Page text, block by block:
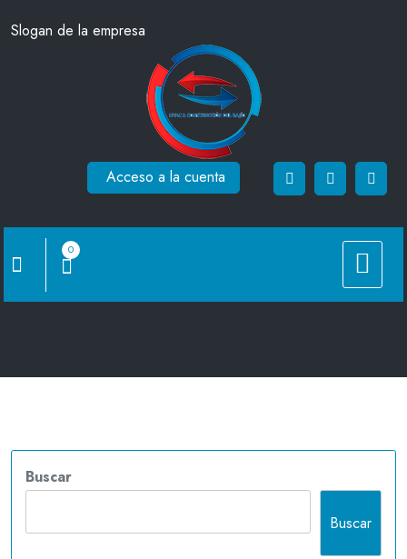
Slogan de la empresa
Acceso a la cuenta
0
Buscar
Buscar